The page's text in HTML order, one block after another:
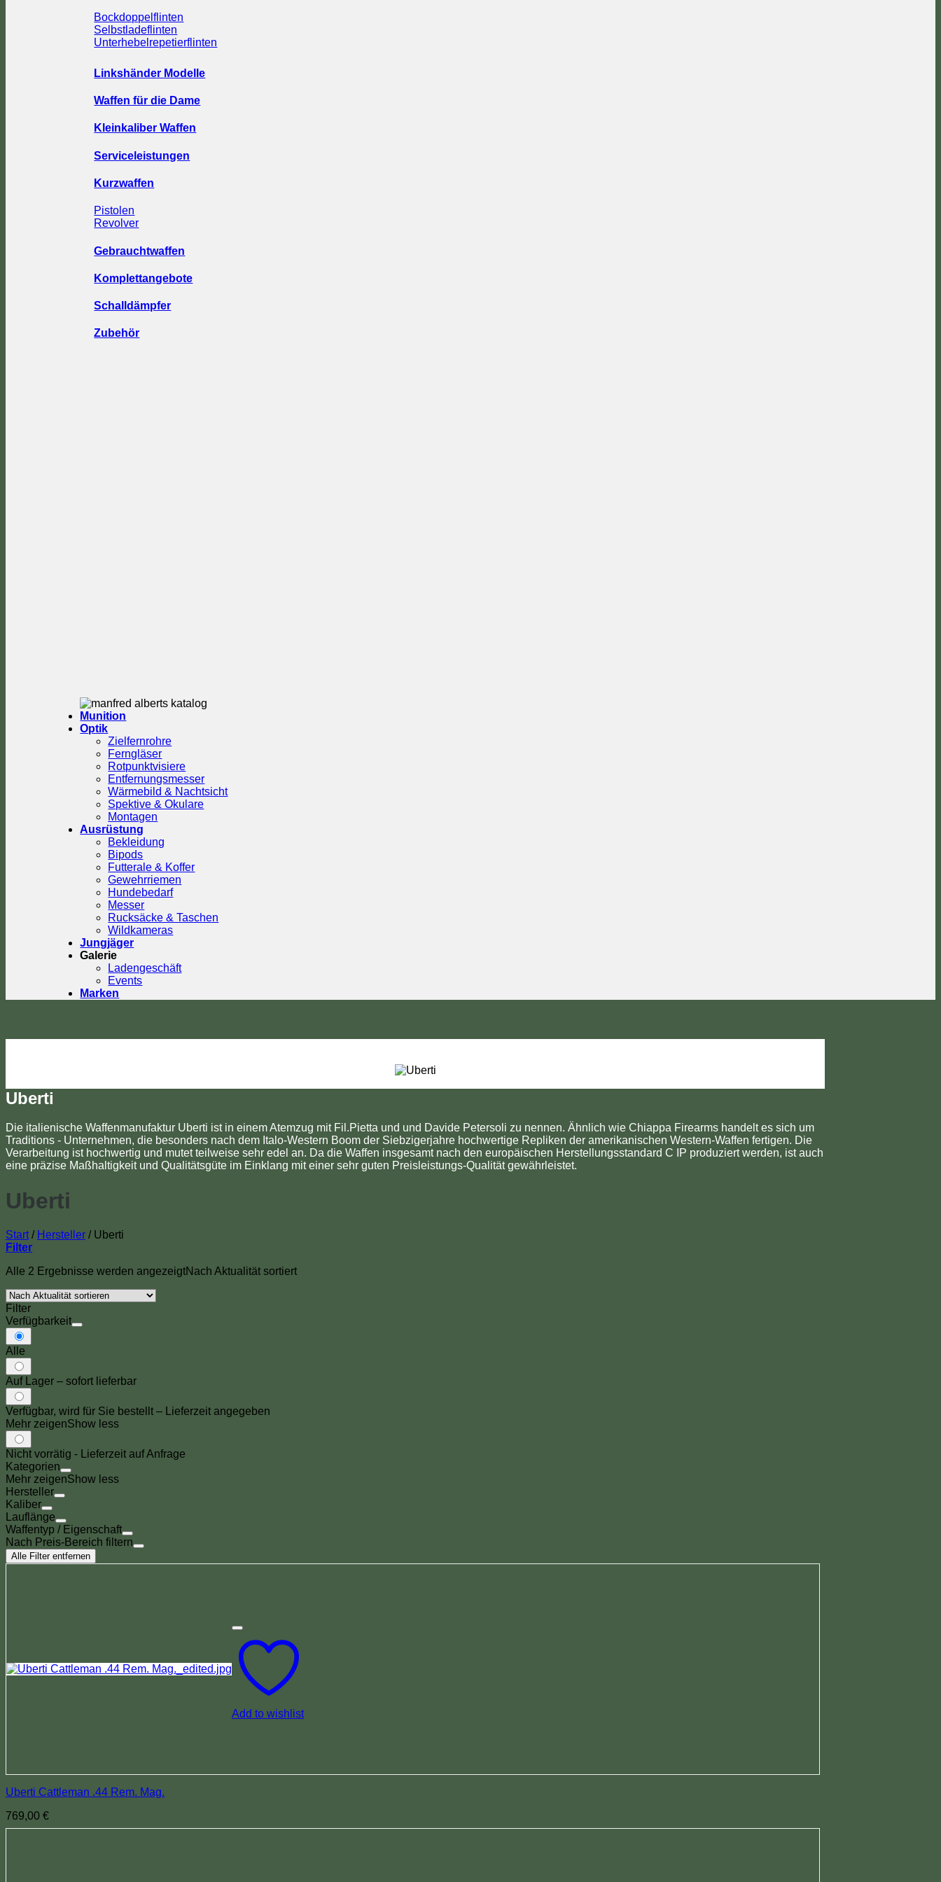
Bockdoppelflinten
Selbstladeflinten
Unterhebelrepetierflinten
Linkshänder Modelle
Waffen für die Dame
Kleinkaliber Waffen
Serviceleistungen
Kurzwaffen
Pistolen
Revolver
Gebrauchtwaffen
Komplettangebote
Schalldämpfer
Zubehör
Munition
Optik
Zielfernrohre
Ferngläser
Rotpunktvisiere
Entfernungsmesser
Wärmebild & Nachtsicht
Spektive & Okulare
Montagen
Ausrüstung
Bekleidung
Bipods
Futterale & Koffer
Gewehrriemen
Hundebedarf
Messer
Rucksäcke & Taschen
Wildkameras
Jungjäger
Galerie
Ladengeschäft
Events
Marken
Uberti
Die italienische Waffenmanufaktur Uberti ist in einem Atemzug mit Fil.Pietta und und Davide Petersoli zu nennen. Ähnlich wie Chiappa Firearms handelt es sich um
Traditions - Unternehmen, die besonders nach dem Italo-Western Boom der Siebzigerjahre hochwertige Repliken der amerikanischen Western-Waffen fertigen. Die
Verarbeitung ist hochwertig und mutet teilweise sehr edel an. Da die Waffen insgesamt nach den europäischen Herstellungsstandard C IP produziert werden, ist auch
eine präzise Maßhaltigkeit und Qualitätsgüte im Einklang mit einer sehr guten Preisleistungs-Qualität gewährleistet.
Uberti
Start / Hersteller /Uberti
Filter
Alle 2 Ergebnisse werden angezeigtNach Aktualität sortiert
Filter
Verfügbarkeit
Alle
Auf Lager – sofort lieferbar
Nicht vorrätig - Lieferzeit auf Anfrage
Verfügbar, wird für Sie bestellt – Lieferzeit angegeben
Mehr zeigenShow less
Kategorien
Mehr zeigenShow less
Hersteller
Kaliber
Lauflänge
Waffentyp / Eigenschaft
Nach Preis-Bereich filtern
Alle Filter entfernen
Add to wishlist
Uberti Cattleman .44 Rem. Mag.
769,00 €